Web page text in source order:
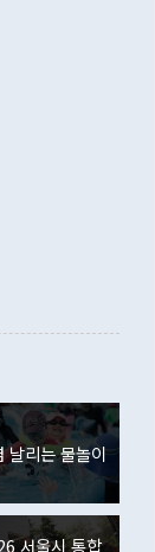
뇌는 것은
말했다. 하
냐, 결론적
대해 "이상
을 언급하
서도 조 장관
지 않았다"고
율을 거치지
, 9·19 군
아니어서 월
를 듣고 난
억8000만
. IT 품목
공품
달러 적자
만달러 흑자
배당지급이
에서는 내국
억3000만달러
이어졌다. 외
1000만달러
기록을 다시
금 유입에도
를 기록했
날리는 물놀이
서울시 통합